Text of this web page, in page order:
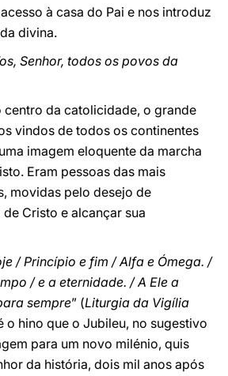
à casa do Pai e nos introduz
divina.
Senhor, todos os povos da
centro da catolicidade, o grande
vindos de todos os continentes
imagem eloquente da marcha
Eram pessoas das mais
movidas pelo desejo de
Cristo e alcançar sua
/ Princípio e fim / Alfa e Ómega. /
/ e a eternidade. / A Ele a
sempre” (Liturgia da Vigília
o hino que o Jubileu, no sugestivo
para um novo milénio, quis
da história, dois mil anos após